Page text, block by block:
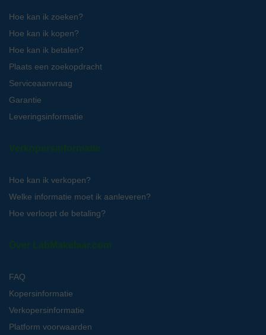
Hoe kan ik zoeken?
Hoe kan ik kopen?
Hoe kan ik betalen?
Plaats een zoekopdracht
Serviceaanvraag
Garantie
Leveringsinformatie
Verkopersinformatie
Hoe kan ik verkopen?
Welke informatie moet ik aanleveren?
Hoe verloopt de betaling?
Over LabMakelaar.com
FAQ
Kopersinformatie
Verkopersinformatie
Platform voorwaarden